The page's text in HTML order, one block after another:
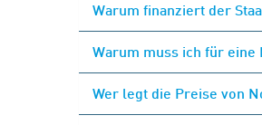
Warum finanziert der
Warum muss ich für eine
Wer legt die Preise von